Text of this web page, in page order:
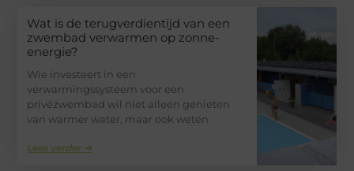
Wat is de terugverdientijd van een
zwembad verwarmen op zonne-
energie?
Wie investeert in een
verwarmingssysteem voor een
privézwembad wil niet alleen genieten
van warmer water, maar ook weten
Lees verder ➜